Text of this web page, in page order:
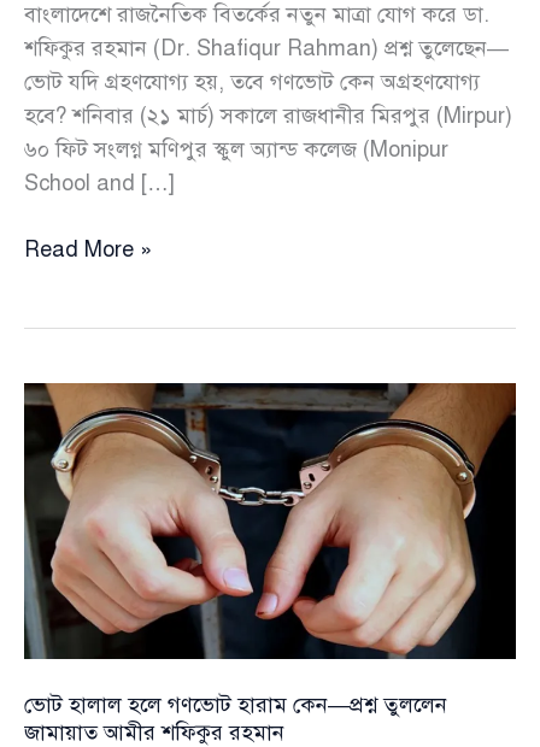
বাংলাদেশে রাজনৈতিক বিতর্কের নতুন মাত্রা যোগ করে ডা.
শফিকুর রহমান (Dr. Shafiqur Rahman) প্রশ্ন তুলেছেন—
ভোট যদি গ্রহণযোগ্য হয়, তবে গণভোট কেন অগ্রহণযোগ্য
হবে? শনিবার (২১ মার্চ) সকালে রাজধানীর মিরপুর (Mirpur)
৬০ ফিট সংলগ্ন মণিপুর স্কুল অ্যান্ড কলেজ (Monipur
School and […]
ভোট
হারাম
কেন
—
তুললেন
জামায়াত
আমীর
শফিকুর
রহমান
Read More »
ভোট হালাল হলে গণভোট হারাম কেন—প্রশ্ন তুললেন
জামায়াত আমীর শফিকুর রহমান